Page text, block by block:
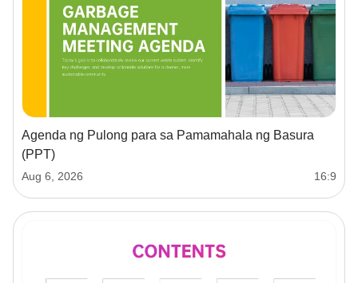
Agenda ng Pulong para sa Pamamahala ng Basura
(PPT)
Aug 6, 2026 16:9